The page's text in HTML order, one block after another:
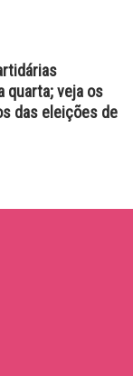
quarta; veja os
das eleições de